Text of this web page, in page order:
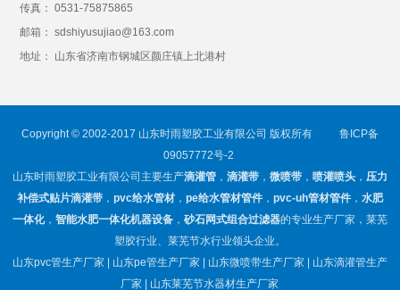
传真： 0531-75875865
邮箱： sdshiyusujiao@163.com
地址： 山东省济南市钢城区颜庄镇上北港村
Copyright © 2002-2017 山东时雨塑胶工业有限公司 版权所有
鲁ICP备
09057772号-2
山东时雨塑胶工业有限公司主要生产滴灌管， 滴灌带， 微喷带， 喷灌喷头， 压力
补偿式贴片滴灌带， pvc给水管材， pe给水管材管件， pvc-uh管材管件， 水肥
一体化， 智能水肥一体化机器设备， 砂石网式组合过滤器的专业生产厂家，莱芜
塑胶行业、莱芜节水行业领头企业。
山东pvc管生产厂家 | 山东pe管生产厂家 | 山东微喷带生产厂家 | 山东滴灌管生产
厂家 | 山东莱芜节水器材生产厂家